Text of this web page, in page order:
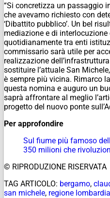
“Si concretizza un passaggio
che avevamo richiesto con
‘Dibattito pubblico’. Un bel
mediazione e di
quotidianamente tra enti
commissario sarà utile per
realizzazione
sostituire l’attuale San
è sempre più vicina. Rimarco
questa nomina e auguro un
saprà affrontare al meglio
progetto del nuovo ponte
Per approfondire
Sul fiume più famoso
350 milioni che
© RIPRODUZIONE RISERVATA
TAG ARTICOLO: bergamo,
san michele, regione lombardia